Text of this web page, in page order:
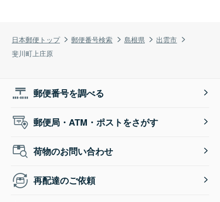
日本郵便トップ 郵便番号検索 島根県
出雲市
斐川町上庄原
郵便番号を調べる
郵便局・ATM・ポストをさがす
荷物のお問い合わせ
再配達のご依頼